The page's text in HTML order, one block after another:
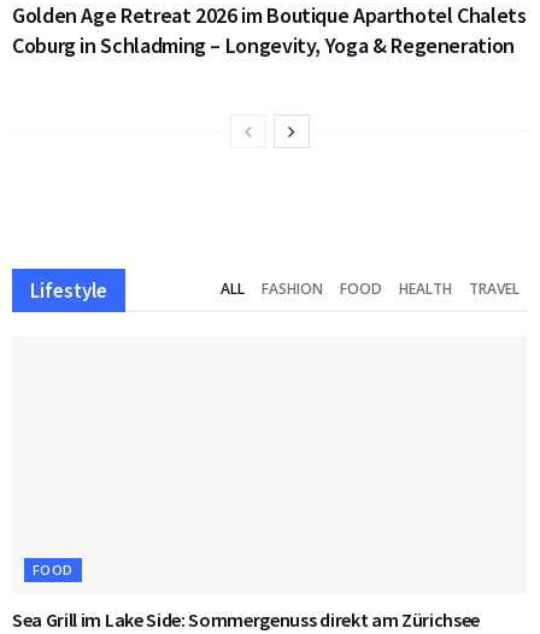
Golden Age Retreat 2026 im Boutique Aparthotel Chalets
Coburg in Schladming – Longevity, Yoga & Regeneration
Lifestyle ALL FASHION FOOD HEALTH TRAVEL
FOOD
Sea Grill im Lake Side: Sommergenuss direkt am Zürichsee